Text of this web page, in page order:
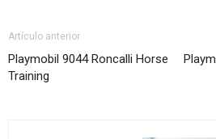
Artículo anterior
Playmobil 9044 Roncalli Horse
Training